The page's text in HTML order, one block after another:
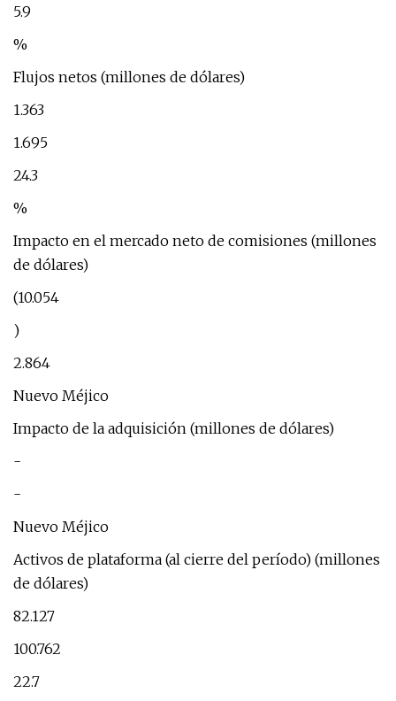
5.9
%
Flujos netos (millones de dólares)
1.363
1.695
24.3
%
Impacto en el mercado neto de comisiones (millones
de dólares)
(10.054
)
2.864
Nuevo Méjico
Impacto de la adquisición (millones de dólares)
-
-
Nuevo Méjico
Activos de plataforma (al cierre del período) (millones
de dólares)
82.127
100.762
22.7